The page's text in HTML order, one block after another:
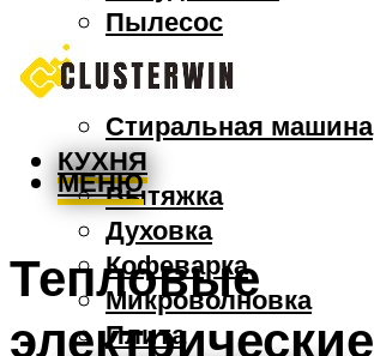
Пылесос
Утюг
Швабра
Стиральная машина
КУХНЯ
Вытяжка
Духовка
Кофеварка
Микроволновка
Плита
МЕНЮ
Тепловые
электрические